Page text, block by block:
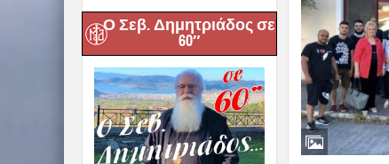
Ο Σεβ. Δημητριάδος σε
60″